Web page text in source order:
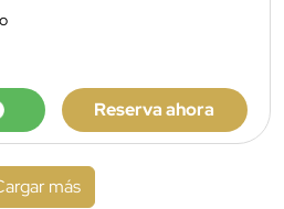
Reserva ahora
más